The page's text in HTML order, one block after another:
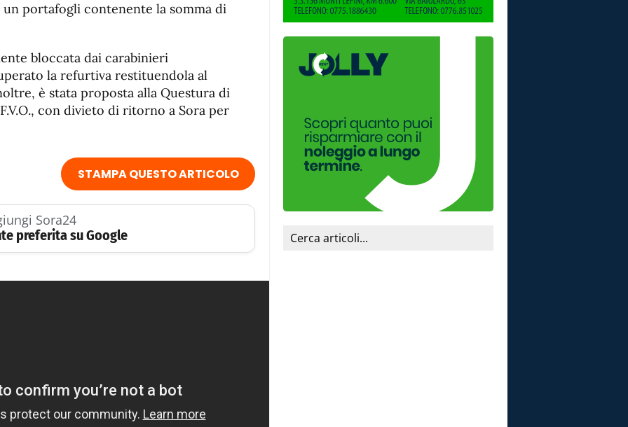
portafogli contenente la somma di
bloccata dai carabinieri
la refurtiva restituendola al
è stata proposta alla Questura di
con divieto di ritorno a Sora per
STAMPA QUESTO ARTICOLO
Sora24
preferita su Google